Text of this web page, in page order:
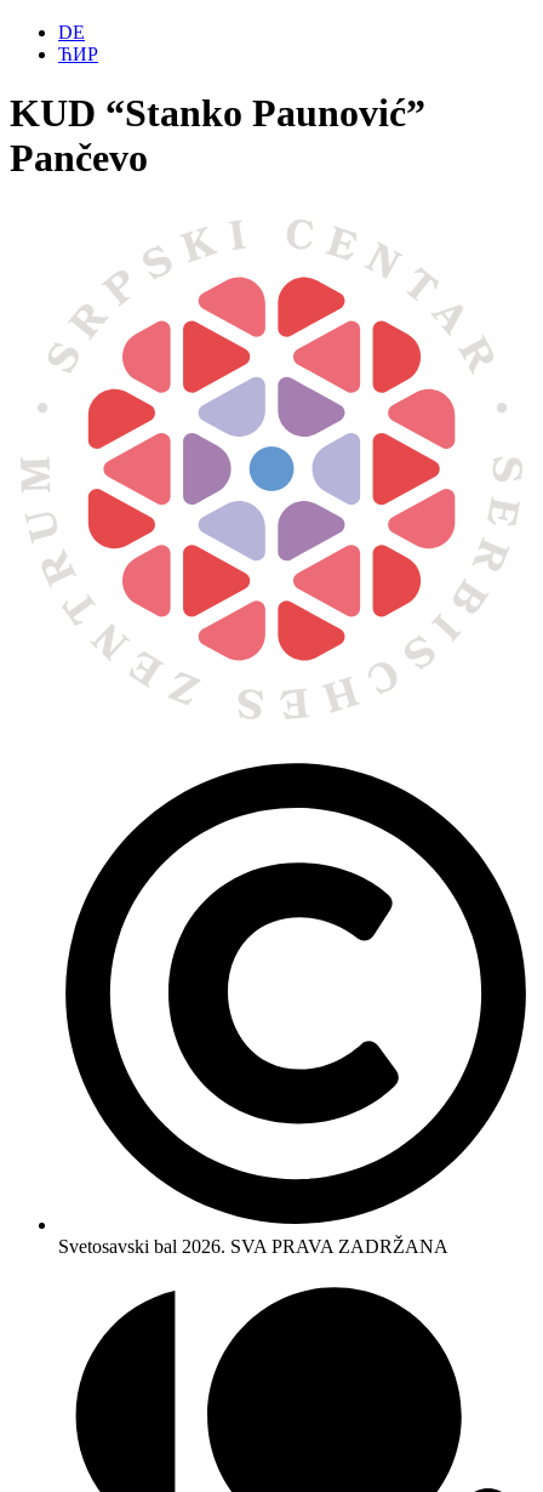
DE
ЋИР
KUD “Stanko Paunović”
Pančevo
Svetosavski bal 2026. SVA PRAVA ZADRŽANA